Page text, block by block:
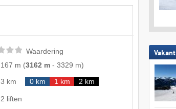
Waardering
167 m (3162 m - 3329 m)
3 km
0 km 1 km 2 km
2 liften